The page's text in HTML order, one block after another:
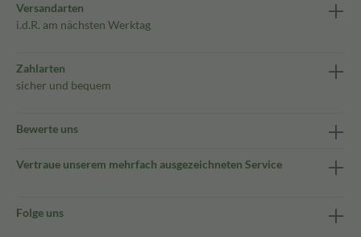
Versandarten
i.d.R. am nächsten Werktag
Zahlarten
sicher und bequem
Bewerte uns
Vertraue unserem mehrfach ausgezeichneten Service
Folge uns